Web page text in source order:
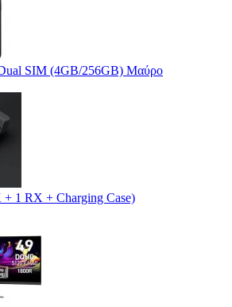
SIM (4GB/256GB) Μαύρο
1 RX + Charging Case)